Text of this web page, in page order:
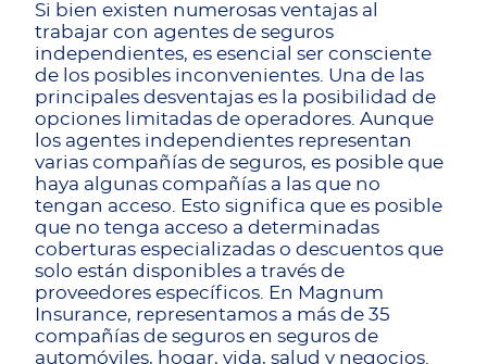
Si bien existen numerosas ventajas al
trabajar con agentes de seguros
independientes, es esencial ser consciente
de los posibles inconvenientes. Una de las
principales desventajas es la posibilidad de
opciones limitadas de operadores. Aunque
los agentes independientes representan
varias compañías de seguros, es posible que
haya algunas compañías a las que no
tengan acceso. Esto significa que es posible
que no tenga acceso a determinadas
coberturas especializadas o descuentos que
solo están disponibles a través de
proveedores específicos. En Magnum
Insurance, representamos a más de 35
compañías de seguros en seguros de
automóviles, hogar, vida, salud y negocios.